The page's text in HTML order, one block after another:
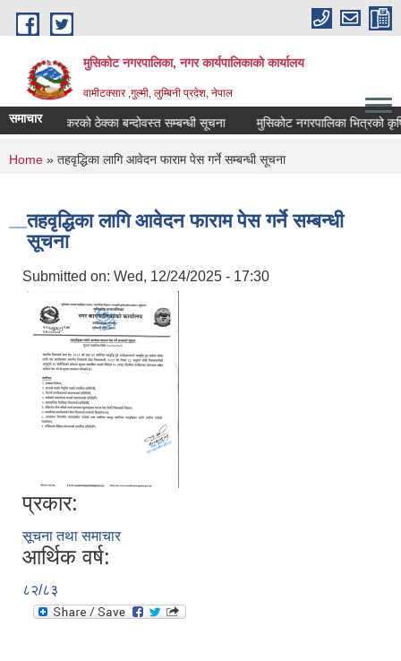
Skip to main content
मुसिकोट नगरपालिका, नगर कार्यपालिकाकाे कार्यालय
वामीटक्सार ,गुल्मी, लुम्बिनी प्रदेश, नेपाल
समाचार
कवाडी करको ठेक्का बन्दोवस्त सम्बन्धी सूचना मुसिकोट नगरपालिका भित्रको कृषि
You are here
Home » तहवृद्धिका लागि आवेदन फाराम पेस गर्ने सम्बन्धी सूचना
तहवृद्धिका लागि आवेदन फाराम पेस गर्ने सम्बन्धी
सूचना
Submitted on: Wed, 12/24/2025 - 17:30
प्रकार:
सूचना तथा समाचार
आर्थिक वर्ष:
८२/८३